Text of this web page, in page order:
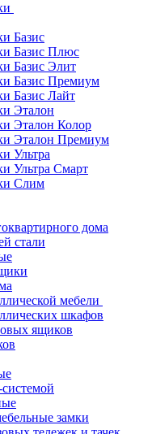
Базис
Базис Плюс
Базис Элит
Базис Премиум
Базис Лайт
Эталон
Эталон Колор
Эталон Премиум
Ультра
Ультра Смарт
Слим
дома
стали
мебели
шкафов
ящиков
замки